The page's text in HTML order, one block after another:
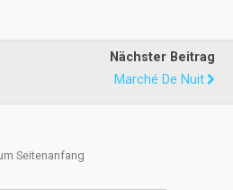
Nächster Beitrag
Marché De Nuit
Seitenanfang